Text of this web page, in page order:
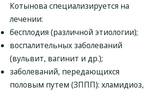
Котынова специализируется на
лечении:
бесплодия (различной этиологии);
воспалительных заболеваний
(вульвит, вагинит и др.);
заболеваний, передающихся
половым путем (ЗППП): хламидиоз,